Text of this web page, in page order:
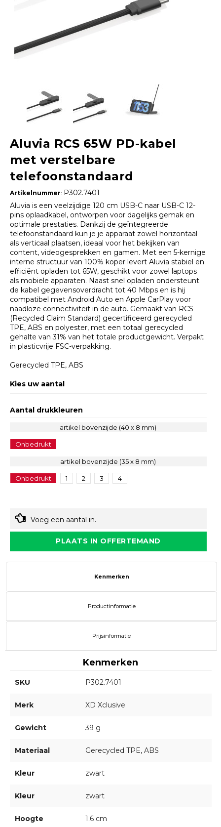
Aluvia RCS 65W PD-kabel
met verstelbare
telefoonstandaard
Artikelnummer: P302.7401
Aluvia is een veelzijdige 120 cm USB-C naar USB-C 12-
pins oplaadkabel, ontworpen voor dagelijks gemak en
optimale prestaties. Dankzij de geïntegreerde
telefoonstandaard kun je je apparaat zowel horizontaal
als verticaal plaatsen, ideaal voor het bekijken van
content, videogesprekken en gamen. Met een 5-kernige
interne structuur van 100% koper levert Aluvia stabiel en
efficiënt opladen tot 65W, geschikt voor zowel laptops
als mobiele apparaten. Naast snel opladen ondersteunt
de kabel gegevensoverdracht tot 40 Mbps en is hij
compatibel met Android Auto en Apple CarPlay voor
naadloze connectiviteit in de auto. Gemaakt van RCS
(Recycled Claim Standard) gecertificeerd gerecycled
TPE, ABS en polyester, met een totaal gerecycled
gehalte van 31% van het totale productgewicht. Verpakt
in plasticvrije FSC-verpakking.
Gerecycled TPE, ABS
Kies uw aantal
Aantal drukkleuren
artikel bovenzijde (40 x 8 mm)
Onbedrukt
artikel bovenzijde (35 x 8 mm)
Onbedrukt 1 2 3 4
Voeg een aantal in.
PLAATS IN OFFERTEMAND
Kenmerken
Productinformatie
Prijsinformatie
Kenmerken
SKU P302.7401
Merk XD Xclusive
Gewicht 39 g
Materiaal Gerecycled TPE, ABS
Kleur zwart
Kleur zwart
Hoogte 1.6 cm